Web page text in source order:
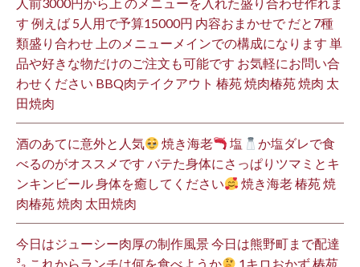
す 例えば 5人用で予算15000円 内容おまかせで だと7種
類盛り合わせ 上のメニューメインでの構成になります 単
品や好きな物だけのご注文も可能です お気軽にお問い合
わせください BBQ肉テイクアウト 椿苑 焼肉椿苑 焼肉 太
田焼肉
酒のあてに意外と人気 焼き海老 塩
か塩ダレで食
べるのがオススメです バテた身体にさっぱりツマミとキ
ンキンビール 身体を癒してください
焼き海老 椿苑 焼
肉椿苑 焼肉 太田焼肉
今日はジューシー肉厚の制作風景 今日は熊野町まで配達
³₃ これからランチは何を食べようか
1キロおかず 椿苑